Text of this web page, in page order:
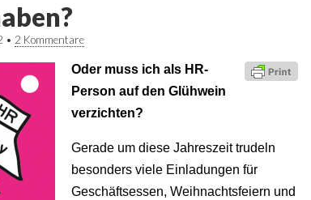
• 2 Kommentare
Oder muss ich als HR-
Person auf den Glühwein
verzichten?
Gerade um diese Jahreszeit trudeln
besonders viele Einladungen für
Geschäftsessen, Weihnachtsfeiern und